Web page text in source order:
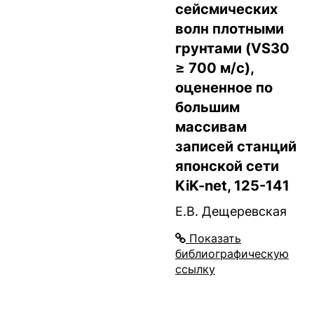
сейсмических
волн плотными
грунтами (VS30
≥ 700 м/с),
оцененное по
большим
массивам
записей станций
японской сети
KiK-net, 125-141
Е.В. Дещеревская
Показать
библиографическую
ссылку